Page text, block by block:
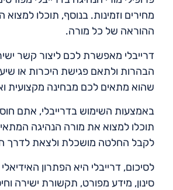
מחירים וזמינות. בנוסף, תוכלו
ההוראה של כל מורה.
דרייבלי מאפשרת לכם ליצור קשר
הבהרות ולתאם פגישת היכרות או
שהוא מתאים לכם מבחינה מקצועית
באמצעות השימוש בדרייבלי, אתם
תוכלו למצוא את מורה הנהיגה
לקבל החלטה מושכלת ולצאת לדרך
לסיכום, דרייבלי היא הפתרון
סינון, מידע מפורט, תקשורת ישירה